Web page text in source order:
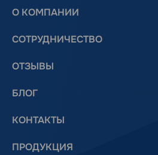
О КОМПАНИИ
СОТРУДНИЧЕСТВО
ОТЗЫВЫ
БЛОГ
КОНТАКТЫ
ПРОДУКЦИЯ